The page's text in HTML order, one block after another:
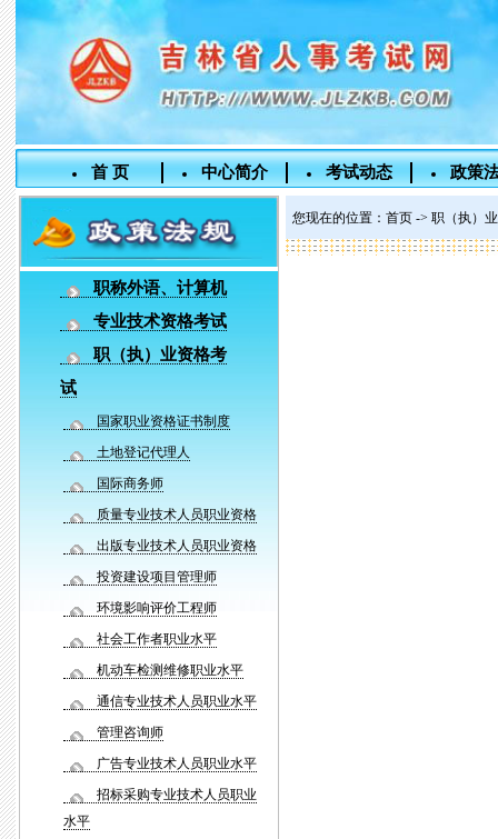
首 页 中心简介 考试动态 政策
职称外语、计算机
专业技术资格考试
职（执）业资格考
试
国家职业资格证书制度
土地登记代理人
国际商务师
质量专业技术人员职业资格
出版专业技术人员职业资格
投资建设项目管理师
环境影响评价工程师
社会工作者职业水平
机动车检测维修职业水平
通信专业技术人员职业水平
管理咨询师
广告专业技术人员职业水平
招标采购专业技术人员职业
水平
您现在的位置： 首页 -> 职（执）